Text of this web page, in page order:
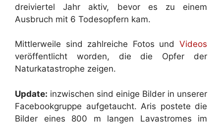
dreiviertel Jahr aktiv, bevor es zu einem
Ausbruch mit 6 Todesopfern kam.
Mittlerweile sind zahlreiche Fotos und Videos
veröffentlicht worden, die die Opfer der
Naturkatastrophe zeigen.
Update: inzwischen sind einige Bilder in unserer
Facebookgruppe aufgetaucht. Aris postete die
Bilder eines 800 m langen Lavastromes im